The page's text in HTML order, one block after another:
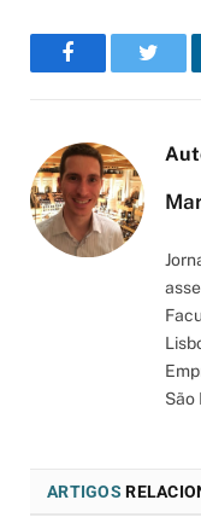
Facebook
São
ARTIGOS